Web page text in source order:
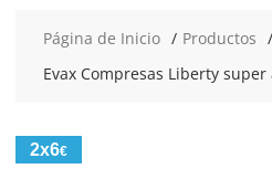
Página de Inicio
Productos
Evax Compresas Liberty super
2x6€